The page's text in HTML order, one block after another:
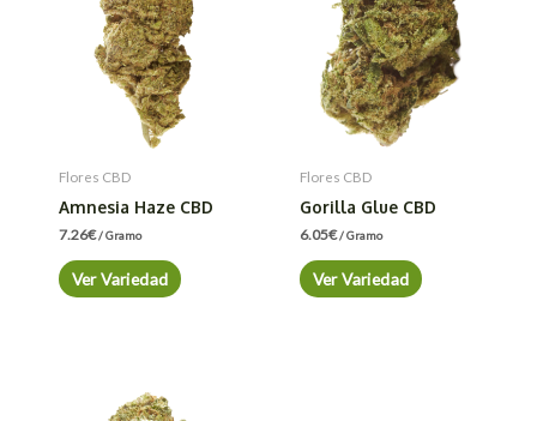
Flores CBD
Amnesia Haze CBD
7.26€/ Gramo
Ver Variedad
Flores CBD
Gorilla Glue CBD
6.05€/ Gramo
Ver Variedad